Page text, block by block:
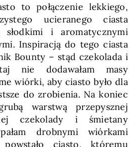
to połączenie lekkiego,
ucieranego ciasta
słodkimi i aromatycznymi
Inspiracją do tego ciasta
Bounty – stąd czekolada i
nie dodawałam masy
wiórki, aby ciasto było dla
do zrobienia. Na koniec
warstwą przepysznej
czekolady i śmietany
drobnymi wiórkami
ciasto, któremu